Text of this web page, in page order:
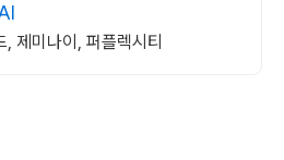
제미나이, 퍼플렉시티